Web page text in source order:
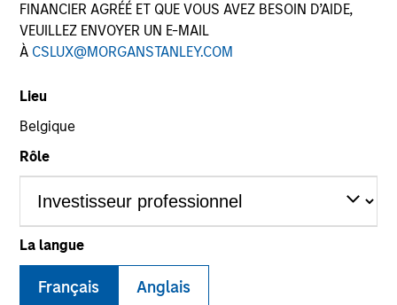
FINANCIER AGRÉÉ ET QUE VOUS AVEZ BESOIN D’AIDE,
VEUILLEZ ENVOYER UN E-MAIL
À CSLUX@MORGANSTANLEY.COM
Lieu
Belgique
Rôle
La langue
Français Anglais
SECTOR
Industrials
COUNTRY
South Korea
Invested on
Aug 2014